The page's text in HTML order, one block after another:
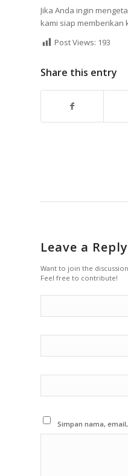
Jika Anda ingin
kami siap memberikan
Post Views: 193
Share this entry
Leave a Reply
Want to join the
Feel free to contribute!
Simpan nama,